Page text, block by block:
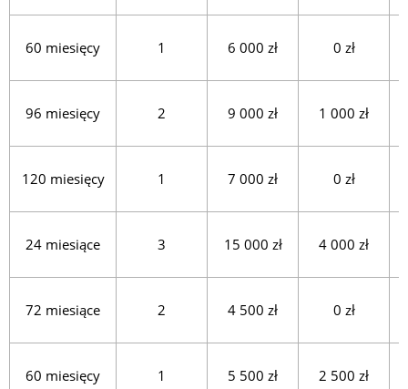
60 miesięcy 1 6 000 zł 0 zł
96 miesięcy 2 9 000 zł 1 000 zł
120 miesięcy 1 7 000 zł 0 zł
24 miesiące 3 15 000 zł 4 000 zł
72 miesiące 2 4 500 zł 0 zł
60 miesięcy 1 5 500 zł 2 500 zł